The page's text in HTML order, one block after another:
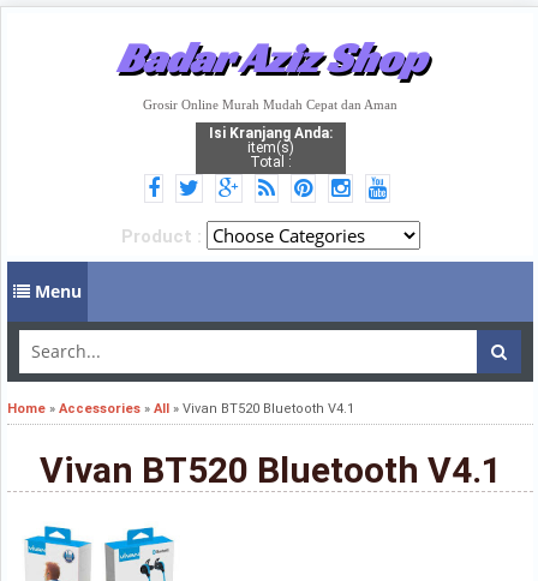
Badar Aziz Shop
Grosir Online Murah Mudah Cepat dan Aman
Isi Kranjang Anda:
item(s)
Total :
Product :
Menu
Home » Accessories » All » Vivan BT520 Bluetooth V4.1
Vivan BT520 Bluetooth V4.1